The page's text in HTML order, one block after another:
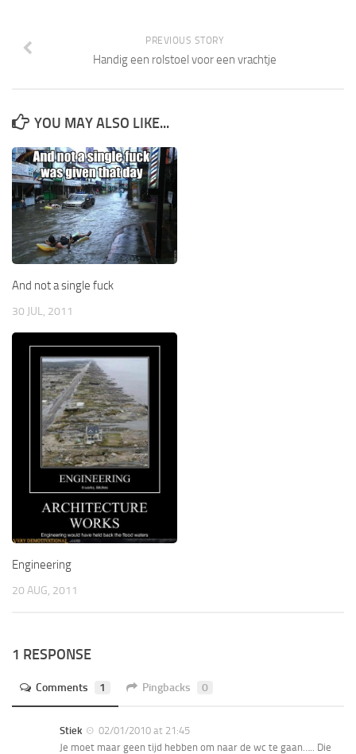
PREVIOUS STORY
Handig een rolstoel voor een vrachtje
YOU MAY ALSO LIKE...
And not a single fuck
30 JUL, 2011
Engineering
20 AUG, 2011
1 RESPONSE
Comments 1 Pingbacks 0
Stiek
02/01/2010 at 21:45
Je moet maar geen tijd hebben om naar de wc te gaan….. Die